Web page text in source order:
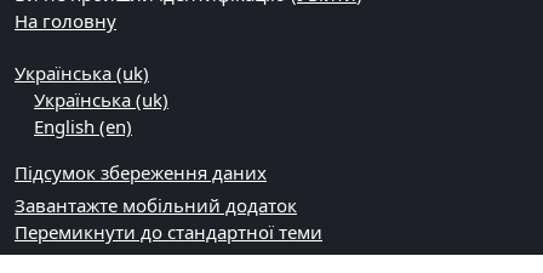
На головну
Українська ‎(uk)‎
Українська ‎(uk)‎
English ‎(en)‎
Підсумок збереження даних
Завантажте мобільний додаток
Перемикнути до стандартної теми